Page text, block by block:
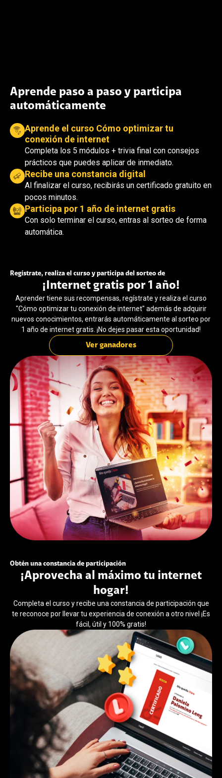
Aprende paso a paso y participa
automáticamente
Aprende el curso Cómo optimizar tu
conexión de internet
Completa los 5 módulos + trivia final con consejos
prácticos que puedes aplicar de inmediato.
Recibe una constancia digital
Al finalizar el curso, recibirás un certificado gratuito en
pocos minutos.
Participa por 1 año de internet gratis
Con solo terminar el curso, entras al sorteo de forma
automática.
Regístrate, realiza el curso y participa del sorteo de
¡Internet gratis por 1 año!
Aprender tiene sus recompensas, regístrate y realiza el curso
"Cómo optimizar tu conexión de internet" además de adquirir
nuevos conocimientos, entrarás automáticamente al sorteo por
1 año de internet gratis. ¡No dejes pasar esta oportunidad!
Ver ganadores
Obtén una constancia de participación
¡Aprovecha al máximo tu internet
hogar!
Completa el curso y recibe una constancia de participación que
te reconoce por llevar tu experiencia de conexión a otro nivel ¡Es
fácil, útil y 100% gratis!